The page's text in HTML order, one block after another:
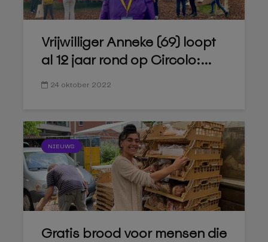
Vrijwilliger Anneke (69) loopt
al 12 jaar rond op Circolo:...
24 oktober 2022
NIEUWS
Gratis brood voor mensen die